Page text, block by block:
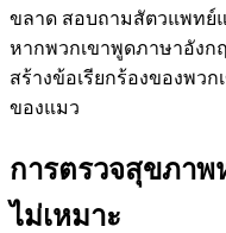
ขลาด สอบถามสัตวแพทย์
หากพวกเขาพูดภาษาอังก
สร้างข้อเรียกร้องของพว
ของแมว
การตรวจสุขภา
ไม่เหมาะ